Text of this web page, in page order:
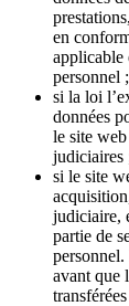
en
applicable
personnel ;
si la loi
données
le site
judiciaires
si le site
judiciaire,
partie de
personnel.
avant que